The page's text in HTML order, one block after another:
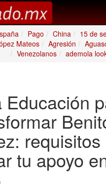
Pago China
15 de
Mateos
Agresión
Venezolanos
ademola
Educación
tu apoyo